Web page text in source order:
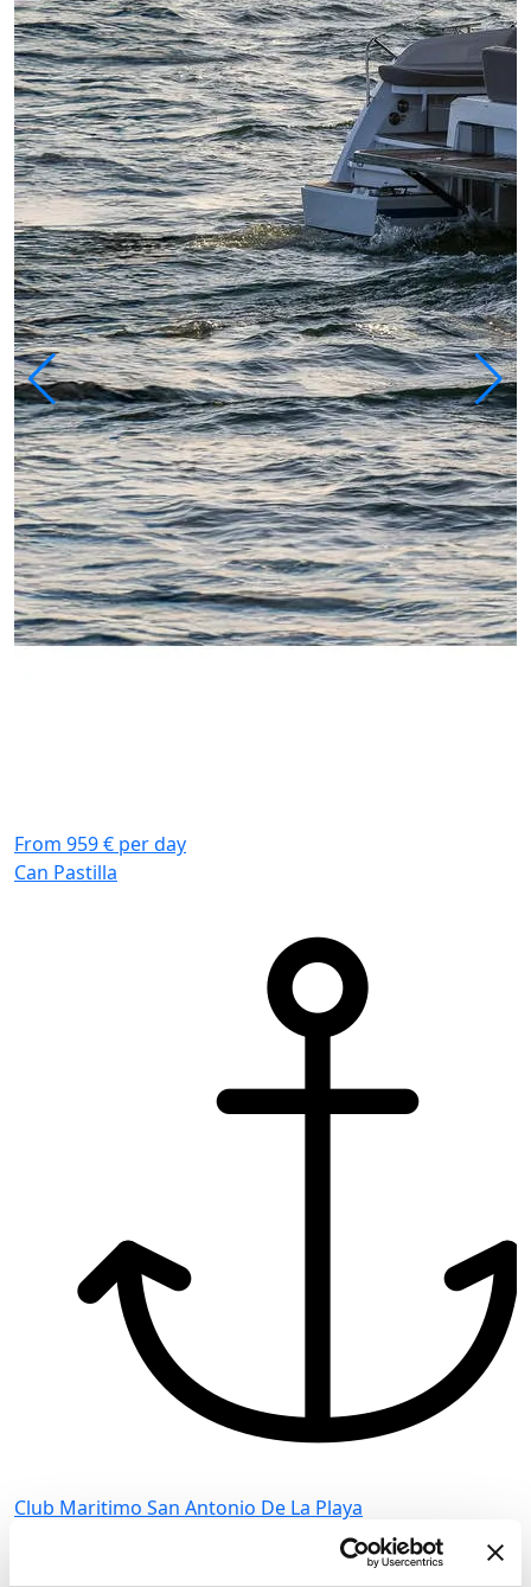
From 959 € per day
Can Pastilla
Club Maritimo San Antonio De La Playa